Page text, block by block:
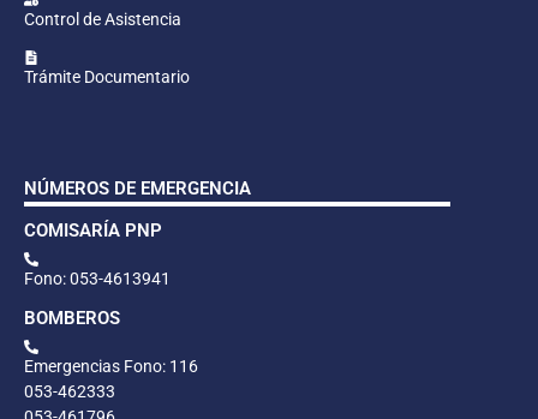
Control de Asistencia
Trámite Documentario
NÚMEROS DE EMERGENCIA
COMISARÍA PNP
Fono: 053-4613941
BOMBEROS
Emergencias Fono: 116
053-462333